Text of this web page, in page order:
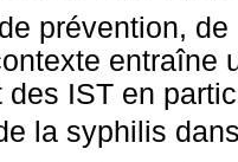
prévention,
entraîne
des IST en
la syphilis